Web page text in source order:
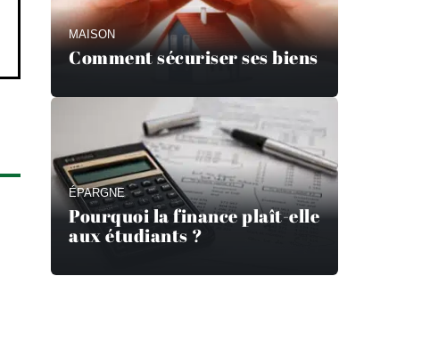
MAISON
Comment sécuriser ses biens
ÉPARGNE
Pourquoi la finance plaît-elle
aux étudiants ?